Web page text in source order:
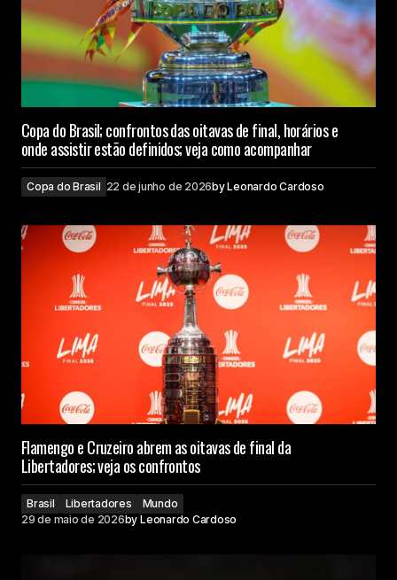
Copa do Brasil; confrontos das oitavas de final, horários e
onde assistir estão definidos; veja como acompanhar
Copa do Brasil 22 de junho de 2026byLeonardo Cardoso
Flamengo e Cruzeiro abrem as oitavas de final da
Libertadores; veja os confrontos
Brasil Libertadores
Mundo
29 de maio de 2026by Leonardo Cardoso